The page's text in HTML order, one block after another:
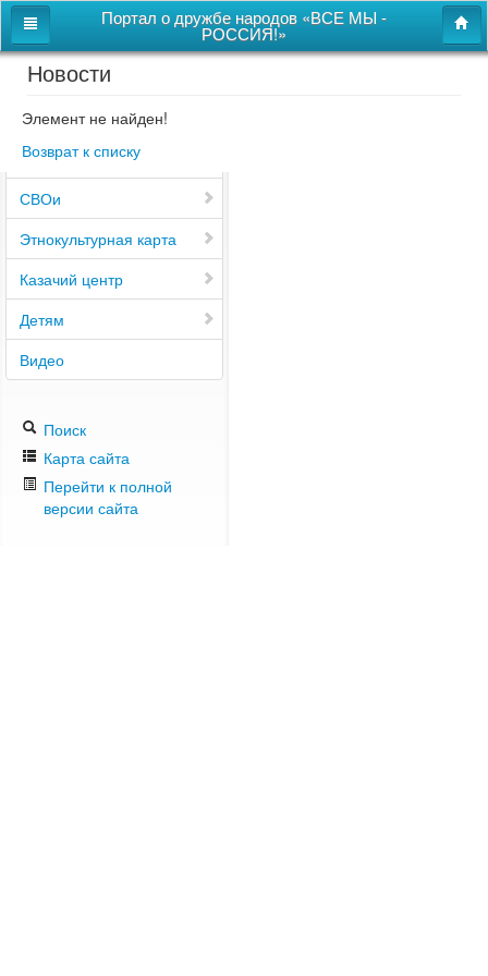
Портал о дружбе народов «ВСЕ МЫ -
РОССИЯ!»
Главная
Дом дружбы народов
Новости
СВОи
Этнокультурная карта
Казачий центр
Детям
Видео
Поиск
Карта сайта
Перейти к полной
версии сайта
Новости
Элемент не найден!
Возврат к списку